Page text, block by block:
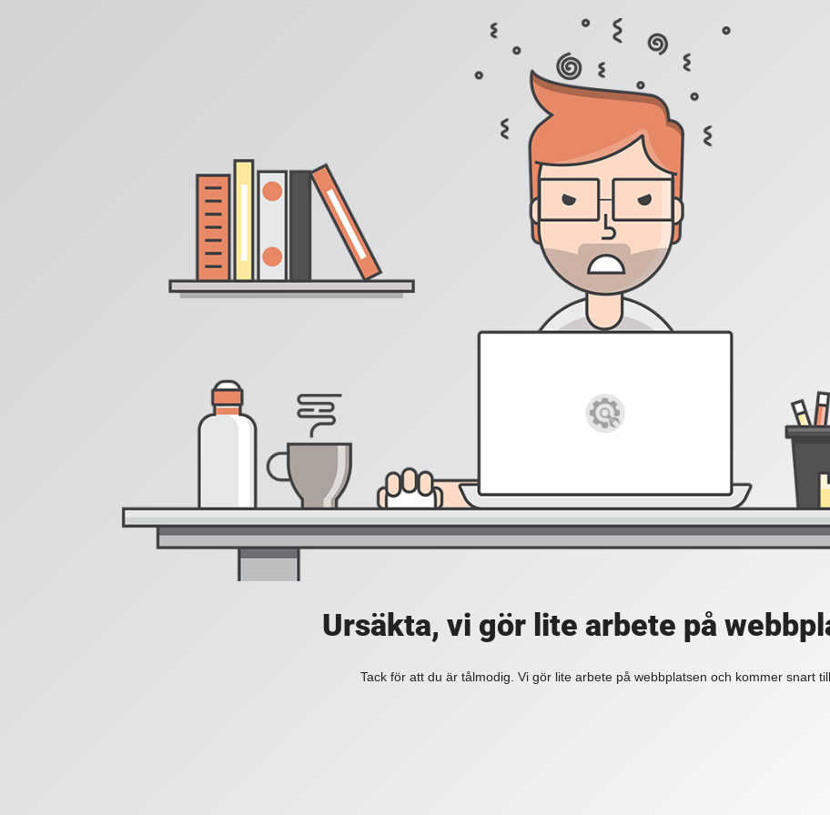
Ursäkta, vi gör lite arbete på
Tack för att du är tålmodig. Vi gör lite arbete på webbplatsen och kommer snart